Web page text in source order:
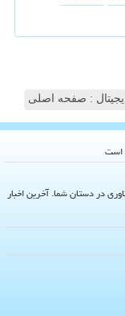
: صفحه اصلی
در دستان شما. آخرین اخبار